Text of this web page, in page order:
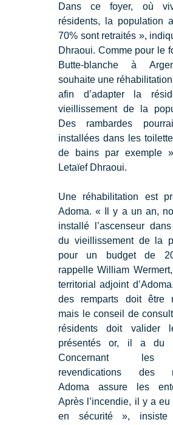
Dans ce foyer, où
résidents, la population
70% sont retraités »,
Dhraoui. Comme pour le
Butte-blanche à
souhaite une
afin d’adapter la
vieillissement de la
Des rambardes
installées dans les
de bains par exemple
Letaïef Dhraoui.
Une réhabilitation est
Adoma. « Il y a un an,
installé l’ascenseur
du vieillissement de la
pour un budget de
rappelle William
territorial adjoint
des remparts doit être
mais le conseil de
résidents doit valider
présentés or, il a du
Concernant les
revendications des
Adoma assure les
Après l’incendie, il y a
en sécurité », insiste